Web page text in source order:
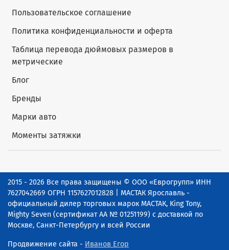
Пользовательское соглашение
Политика конфиденциальности и оферта
Таблица перевода дюймовых размеров в
метрические
Блог
Бренды
Марки авто
Моменты затяжки
2015 - 2026 Все права защищены © ООО «Еврогрупп» ИНН
7627042669 ОГРН 1157627012828 | МАСТАК Ярославль -
официальный дилер торговых марок МАСТАК, King Tony,
Mighty Seven (сертификат АА № 01251199) с доставкой по
Москве, Санкт-Петербургу и всей России
Продвижение сайта - Иванов Егор